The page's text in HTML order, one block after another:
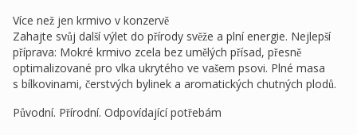
Více než jen krmivo v konzervě
Zahajte svůj další výlet do přírody svěže a plní energie. Nejlepší
příprava: Mokré krmivo zcela bez umělých přísad, přesně
optimalizované pro vlka ukrytého ve vašem psovi. Plné masa
s bílkovinami, čerstvých bylinek a aromatických chutných plodů.
Původní. Přírodní. Odpovídající potřebám